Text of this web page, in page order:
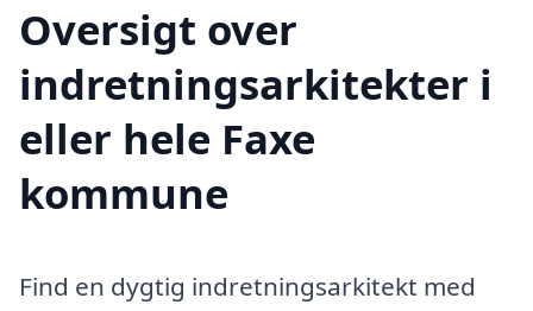
Oversigt over
indretningsarkitekter i
eller hele Faxe
kommune
Find en dygtig indretningsarkitekt med